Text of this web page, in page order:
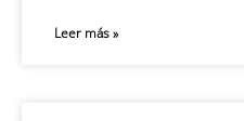
Leer más »